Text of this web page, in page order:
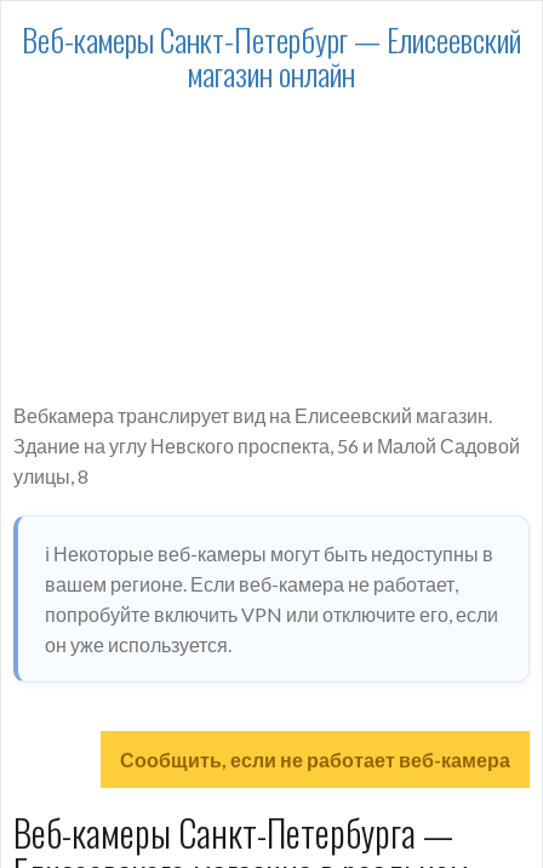
Веб-камеры Санкт-Петербург — Елисеевский
магазин онлайн
Вебкамера транслирует вид на Елисеевский магазин.
Здание на углу Невского проспекта, 56 и Малой Садовой
улицы, 8
ℹ️ Некоторые веб-камеры могут быть недоступны в
вашем регионе. Если веб-камера не работает,
попробуйте включить VPN или отключите его, если
он уже используется.
Сообщить, если не работает веб-камера
Веб-камеры Санкт-Петербурга —